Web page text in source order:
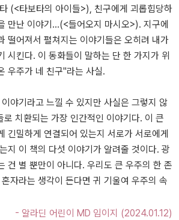
(<타보타의 아이들>), 친구에게 괴롭힘당하
만난 이야기...(<들어오지 마시오>). 지구에
떨어져서 펼쳐지는 이야기들은 오히려 내가
시킨다. 이 동화들이 말하는 단 한 가지가 위
우주가 네 친구"라는 사실.
야기라고 느낄 수 있지만 사실은 그렇지 않
로 치환되는 가장 인간적인 이야기다. 이 큰
긴밀하게 연결되어 있는지 서로가 서로에게
지 이 책의 다섯 이야기가 알려줄 것이다. 광
건 별 뿐만이 아니다. 우리도 큰 우주의 한 존
자라는 생각이 든다면 귀 기울여 우주의 속
- 알라딘 어린이 MD 임이지 (2024.01.12)